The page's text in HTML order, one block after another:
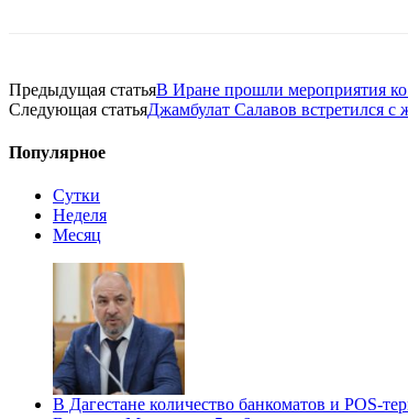
Предыдущая статьяВ Иране прошли мероприятия
Следующая статьяДжамбулат Салавов встретился
Популярное
Сутки
Неделя
Месяц
В Дагестане количество банкоматов и POS-